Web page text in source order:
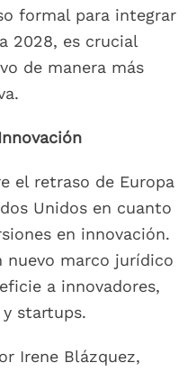
formal para integrar
2028, es crucial
de manera más
el retraso de Europa
Unidos en cuanto
en innovación.
nuevo marco jurídico
a innovadores,
startups.
Irene Blázquez,